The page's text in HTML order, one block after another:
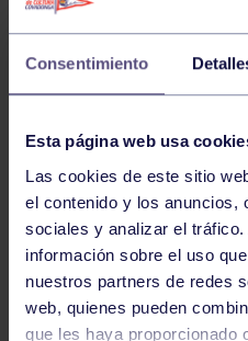
Consentimiento
Esta página web usa
Las cookies de este sitio
el contenido y los anuncios,
sociales y analizar el
información sobre el uso
nuestros partners de redes
web, quienes pueden
que les haya proporcionado
NOTICIAS
Rugby 03 Jun 2026
XVI TORNEO